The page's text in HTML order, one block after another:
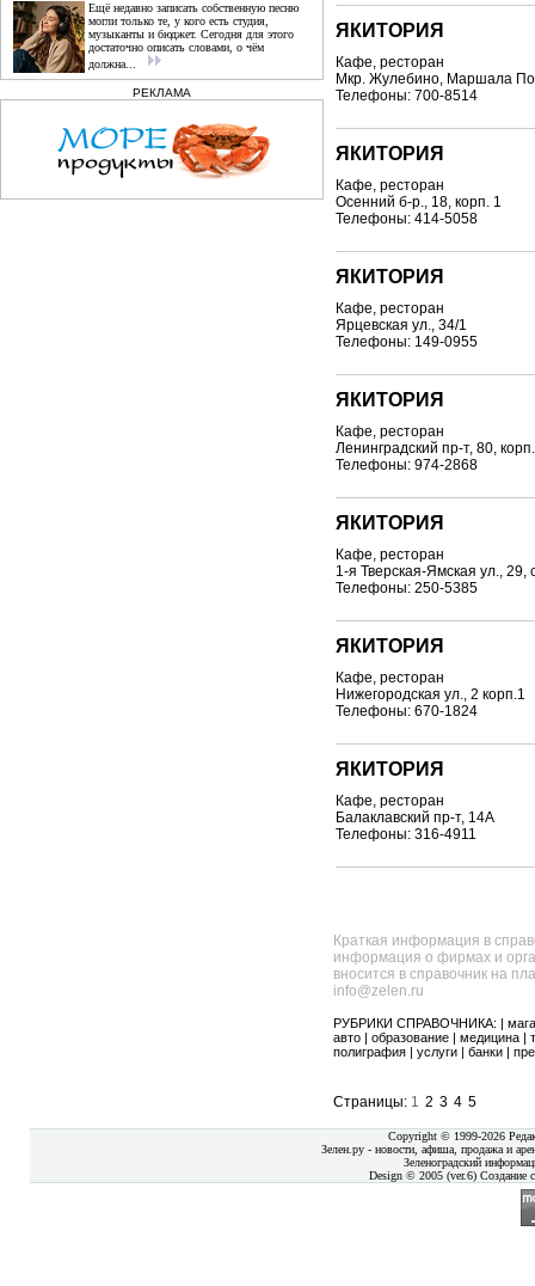
Ещё недавно записать собственную песню
могли только те, у кого есть студия,
музыканты и бюджет. Сегодня для этого
достаточно описать словами, о чём
должна...
РЕКЛАМА
ЯКИТОРИЯ
Кафе, ресторан
Мкр. Жулебино, Маршала
Телефоны: 700-8514
ЯКИТОРИЯ
Кафе, ресторан
Осенний б-р., 18, корп. 1
Телефоны: 414-5058
ЯКИТОРИЯ
Кафе, ресторан
Ярцевская ул., 34/1
Телефоны: 149-0955
ЯКИТОРИЯ
Кафе, ресторан
Ленинградский пр-т, 80,
Телефоны: 974-2868
ЯКИТОРИЯ
Кафе, ресторан
1-я Тверская-Ямская ул., 29,
Телефоны: 250-5385
ЯКИТОРИЯ
Кафе, ресторан
Нижегородская ул., 2 корп.1
Телефоны: 670-1824
ЯКИТОРИЯ
Кафе, ресторан
Балаклавский пр-т, 14А
Телефоны: 316-4911
Краткая информация в
информация о фирмах и
вносится в справочник на
info@zelen.ru
РУБРИКИ СПРАВОЧНИКА: |
авто
образование медицина
полиграфия
услуги банки
Страницы: 1 2 3 4 5
Copyright © 1999-2026
Зелен.ру - новости, афиша, продажа и
Зеленоградский
Design © 2005 (ver.6) Создание